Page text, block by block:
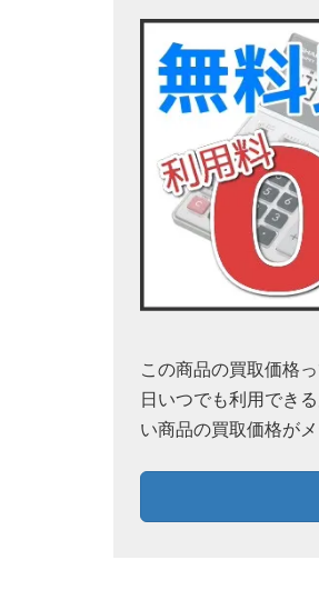
この商品の買取価格
日いつでも利用でき
い商品の買取価格が